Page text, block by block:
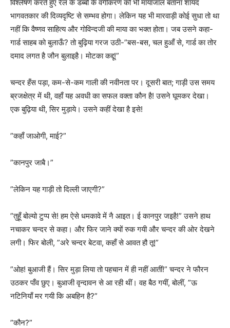
विश्लेषण करते हुए रेल के डब्बों के वर्गीकरण को भी मायाजाल बताना शायद
भागवतकार की दिव्यदृष्टि से सम्भव होगा। लेकिन यह भी मारवाड़ी कोई सुधा तो था
नहीं कि वैष्णव साहित्य और गोविन्दजी की माया का भक्त होता। जब उसने कहा-
गार्ड साहब को बुलाऊँ? तो बुढ़िया गरज उठी-”बस-बस, चल हुआँ से, गार्ड का तोर
दमाद लगत है जौन बुलाइहै। मोटका कद्दू!”
चन्दर हँस पड़ा, कम-से-कम गाली की नवीनता पर। दूसरी बात; गाड़ी उस समय
ब्रजक्षेत्र में थी, वहाँ यह अवधी का सफल वक्ता कौन है! उसने घूमकर देखा।
एक बुढ़िया थी, सिर मुड़ाये। उसने कहीं देखा है इसे!
”कहाँ जाओगी, माई?”
”कानपुर जाबै।”
”लेकिन यह गाड़ी तो दिल्ली जाएगी?”
”तुहूँ बोल्यो टुप्प से! हम ऐसे धमकावे में नै आइत। ई कानपुर जइहै!” उसने हाथ
नचाकर चन्दर से कहा। और फिर जाने क्यों रुक गयी और चन्दर की ओर देखने
लगी। फिर बोली, ”अरे चन्दर बेटवा, कहाँ से आवत हौ तू!”
”ओह! बुआजी हैं। सिर मुड़ा लिया तो पहचान में ही नहीं आतीं!” चन्दर ने फौरन
उठकर पाँव छुए। बुआजी वृन्दावन से आ रही थीं। वह बैठ गयीं, बोलीं, ”ऊ
नटिनियाँ मर गयी कि अबहिन है?”
”कौन?”